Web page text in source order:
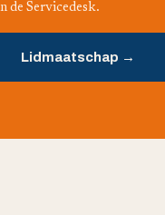
de Servicedesk.
Lidmaatschap →